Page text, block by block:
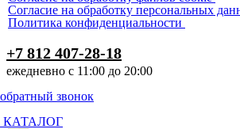
Согласие на обработку персональных
Политика конфиденциальности
+7 812 407-28-18
ежедневно с 11:00 до 20:00
обратный звонок
КАТАЛОГ